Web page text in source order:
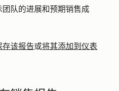
队的进展和预期销售成
存该报告或将其添加到仪表